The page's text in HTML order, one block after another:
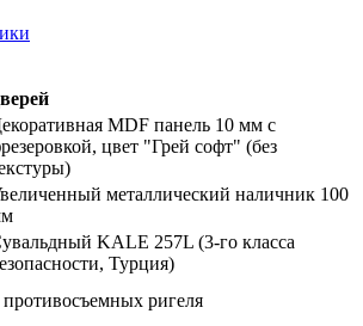
MDF панель 10 мм с
цвет "Грей софт" (без
металлический наличник 100
KALE 257L (3-го класса
Турция)
противосъемных ригеля